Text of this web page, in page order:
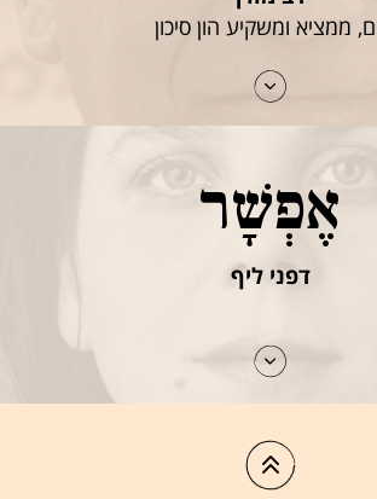
ממציא ומשקיע הון סיכון
אֶפְשָׁר
דפני ליף